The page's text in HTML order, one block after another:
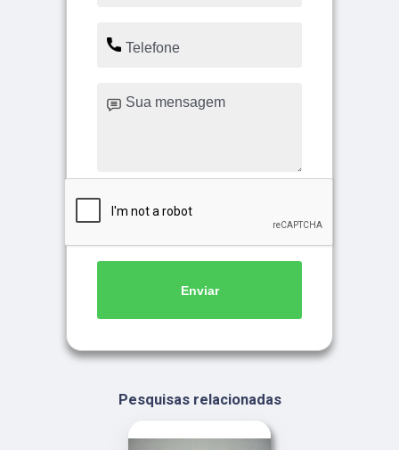
Enviar
Pesquisas relacionadas